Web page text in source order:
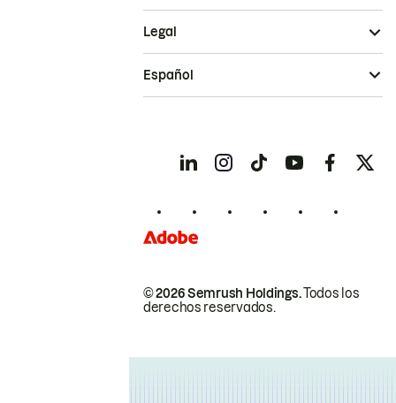
© 2026 Semrush Holdings.Todos los
derechos reservados.
Legal
Español